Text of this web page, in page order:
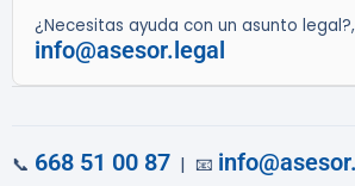
¿Necesitas ayuda con un asunto
info@asesor.legal
📞 668 51 00 87 | 📧